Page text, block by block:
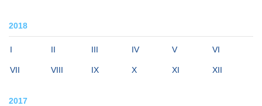
2018
I II III IV V VI
VII VIII IX X XI XII
2017